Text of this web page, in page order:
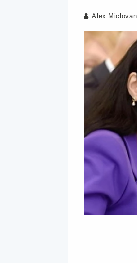
Alex Miclovan